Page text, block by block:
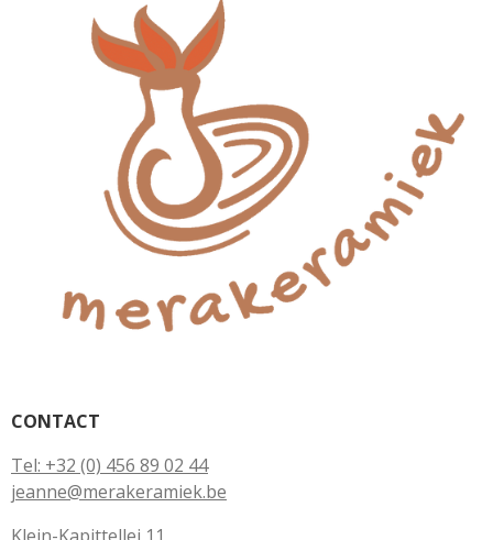
CONTACT
Tel: +32 (0) 456 89 02 44
jeanne@merakeramiek.be